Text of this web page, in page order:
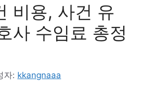
비용, 사건 유
사 수임료 총정
자: kkangnaaa